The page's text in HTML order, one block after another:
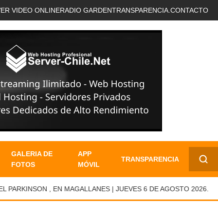
VIDEO ONLINERADIO GARDENTRANSPARENCIA. CONTACTO
GALERIA DE
FOTOS
APP
MÓVIL
TRANSPARENCIA
✕
, EN MAGALLANES | JUEVES 6 DE AGOSTO 2026.